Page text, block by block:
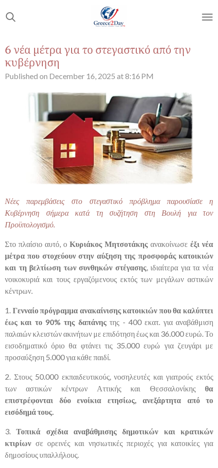
to
content
6 νέα μέτρα για το στεγαστικό από την
κυβέρνηση
Published on December 16, 2025 at 8:16 PM
Νέες παρεμβάσεις στο στεγαστικό πρόβλημα παρουσίασε η
Κυβέρνηση σήμερα κατά τη συζήτηση στη Βουλή για τον
Προϋπολογισμό.
Στο πλαίσιο αυτό, ο Κυριάκος Μητσοτάκης ανακοίνωσε έξι νέα
μέτρα που στοχεύουν στην αύξηση της προσφοράς κατοικιών
και τη βελτίωση των συνθηκών στέγασης, ιδιαίτερα για τα νέα
νοικοκυριά και τους εργαζόμενους εκτός των μεγάλων αστικών
κέντρων.
1. Γενναίο πρόγραμμα ανακαίνισης κατοικιών που θα καλύπτει
έως και το 90% της δαπάνηςτης - 400 εκατ. για αναβάθμιση
παλαιών κλειστών ακινήτων με επιδότηση έως και 36.000 ευρώ. Το
εισοδηματικό όριο θα φτάνει τις 35.000 ευρώ για ζευγάρι με
προσαύξηση 5.000 για κάθε παιδί.
2. Στους 50.000 εκπαιδευτικούς, νοσηλευτές και γιατρούς εκτός
των αστικών κέντρων Αττικής και Θεσσαλονίκης θα
επιστρέφονται δύο ενοίκια ετησίως, ανεξάρτητα από το
εισόδημά τους.
3.Τοπικά σχέδια αναβάθμισης δημοτικών και κρατικών
κτιρίων σε ορεινές και νησιωτικές περιοχές για κατοικίες για
δημοσίους υπαλλήλους.